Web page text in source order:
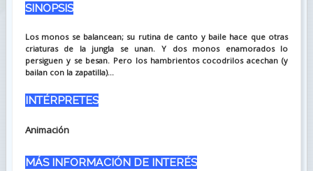
SINOPSIS
Los monos se balancean; su rutina de canto y baile hace que otras
criaturas de la jungla se unan. Y dos monos enamorados lo
persiguen y se besan. Pero los hambrientos cocodrilos acechan (y
bailan con la zapatilla)...
INTÉRPRETES
Animación
MÁS INFORMACIÓN DE INTERÉS